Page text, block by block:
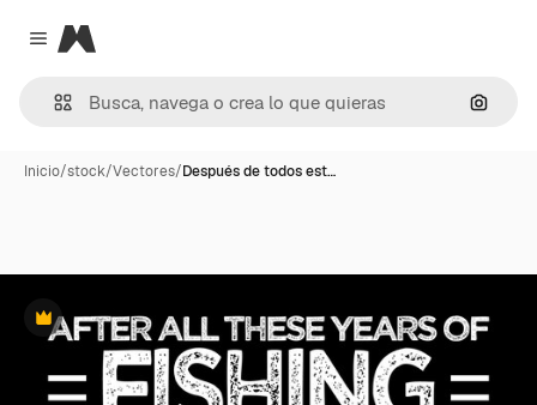
Close menu
Magnific
Inicio/stock/Vectores/Después de todos est…
Premium